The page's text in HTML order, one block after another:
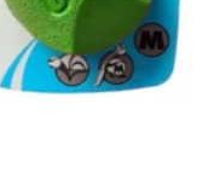
página
producto